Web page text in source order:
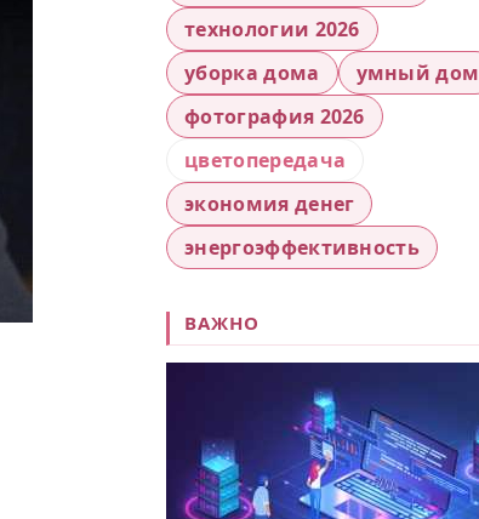
технологии 2026
уборка дома
умный дом
фотография 2026
цветопередача
экономия денег
энергоэффективность
ВАЖНО